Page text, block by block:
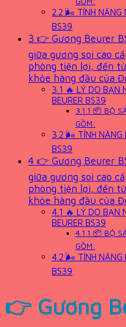
2.2 🌬 TÍNH NĂNG
BS39
3 👉 Gương Beurer
giữa gương soi cao
phòng tiện lợi, đến
khỏe hàng đầu của
3.1 🔥 LÝ DO BẠN
BEURER BS39
3.1.1 📦 BỘ
GỒM:
3.2 🌬 TÍNH NĂNG
BS39
4 👉 Gương Beurer
giữa gương soi cao
phòng tiện lợi, đến
khỏe hàng đầu của
4.1 🔥 LÝ DO BẠN
BEURER BS39
4.1.1 📦 BỘ
GỒM:
4.2 🌬 TÍNH NĂNG
BS39
👉 Gương